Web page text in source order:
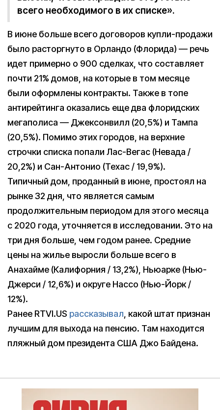
всего необходимого в их списке».
В июне больше всего договоров купли-продажи
было расторгнуто в Орландо (Флорида) — речь
идет примерно о 900 сделках, что составляет
почти 21% домов, на которые в том месяце
были оформлены контракты. Также в топе
антирейтинга оказались еще два флоридских
мегаполиса — Джексонвилл (20,5%) и Тампа
(20,5%). Помимо этих городов, на верхние
строчки списка попали Лас-Вегас (Невада /
20,2%) и Сан-Антонио (Техас / 19,9%).
Типичный дом, проданный в июне, простоял на
рынке 32 дня, что является самым
продолжительным периодом для этого месяца
с 2020 года, уточняется в исследовании. Это на
три дня больше, чем годом ранее. Средние
цены на жилье выросли больше всего в
Анахайме (Калифорния / 13,2%), Ньюарке (Нью-
Джерси / 12,6%) и округе Нассо (Нью-Йорк /
12%).
Ранее RTVI.US рассказывал , какой штат признан
лучшим для выхода на пенсию. Там находится
пляжный дом президента США Джо Байдена.